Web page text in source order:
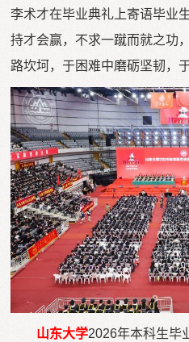
李术才在毕业典礼上寄语毕业
持才会赢，不求一蹴而就之功
路坎坷，于困难中磨砺坚韧，
山东大学2026年本科生毕